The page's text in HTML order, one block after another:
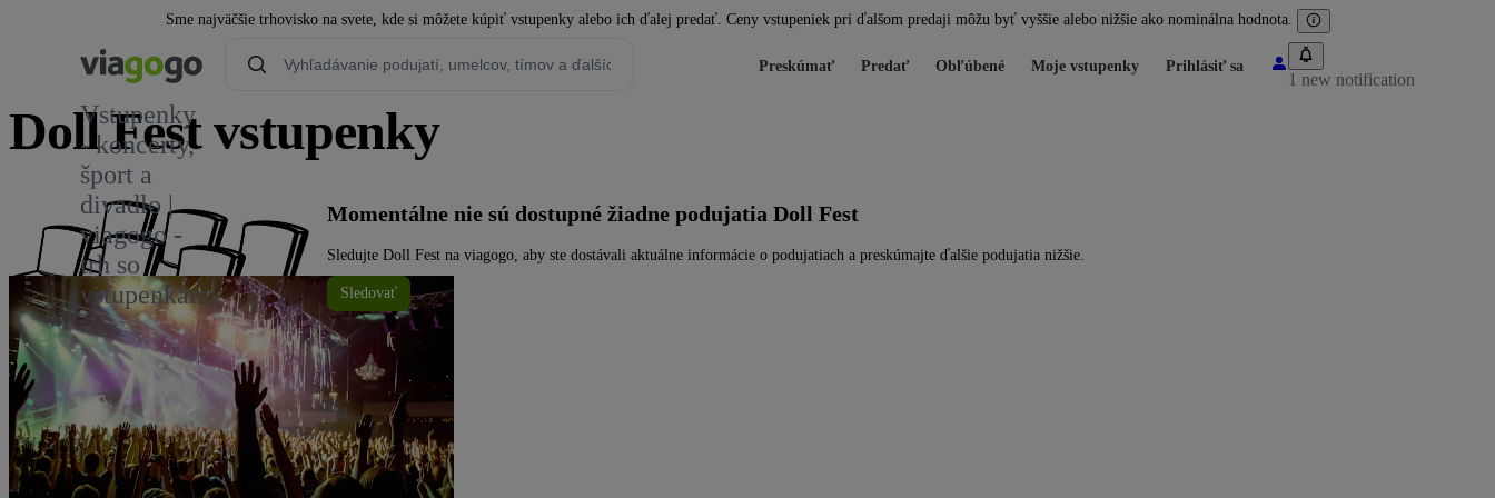
Sme najväčšie trhovisko na svete, kde si môžete kúpiť vstupenky alebo ich ďalej predať. Ceny vstupeniek pri ďalšom predaji môžu byť vyššie alebo nižšie ako nominálna hodnota.
Vstupenky
- koncerty,
šport a
divadlo |
viagogo -
trh so
vstupenkami
Preskúmať Predať Obľúbené Moje vstupenky Prihlásiť sa
1 new notification
Doll Fest vstupenky
Momentálne nie sú dostupné žiadne podujatia Doll Fest
Sledujte Doll Fest na viagogo, aby ste dostávali aktuálne informácie o podujatiach a preskúmajte ďalšie podujatia nižšie.
Sledovať